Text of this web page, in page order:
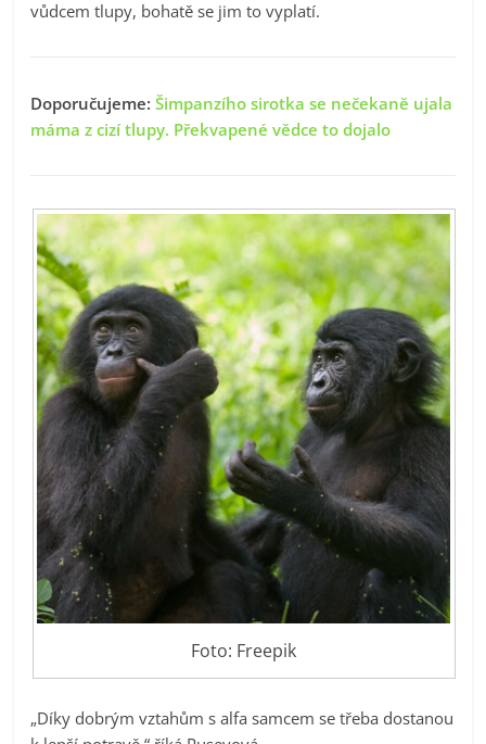
vůdcem tlupy, bohatě se jim to vyplatí.
Doporučujeme:Šimpanzího sirotka se nečekaně ujala
máma z cizí tlupy. Překvapené vědce to dojalo
Foto: Freepik
„Díky dobrým vztahům s alfa samcem se třeba dostanou